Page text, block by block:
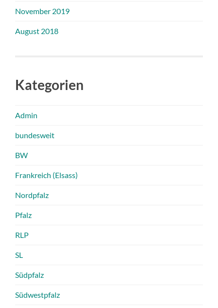
November 2019
August 2018
Kategorien
Admin
bundesweit
BW
Frankreich (Elsass)
Nordpfalz
Pfalz
RLP
SL
Südpfalz
Südwestpfalz